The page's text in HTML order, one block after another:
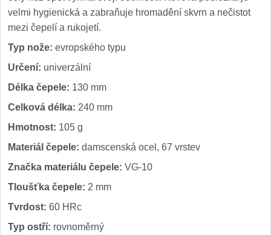
velmi hygienická a zabraňuje hromadění skvrn a nečistot
mezi čepelí a rukojetí.
Typ nože: evropského typu
Určení: univerzální
Délka čepele: 130 mm
Celková délka: 240 mm
Hmotnost: 105 g
Materiál čepele: damscenská ocel, 67 vrstev
Značka materiálu čepele: VG-10
Tloušťka čepele: 2 mm
Tvrdost: 60 HRc
Typ ostří: rovnoměrný